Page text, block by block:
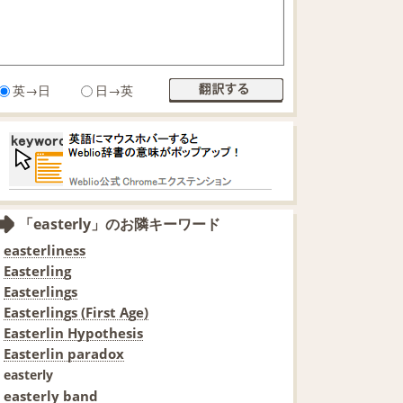
英→日 日→英
「easterly」のお隣キーワード
easterliness
Easterling
Easterlings
Easterlings (First Age)
Easterlin Hypothesis
Easterlin paradox
easterly
easterly band